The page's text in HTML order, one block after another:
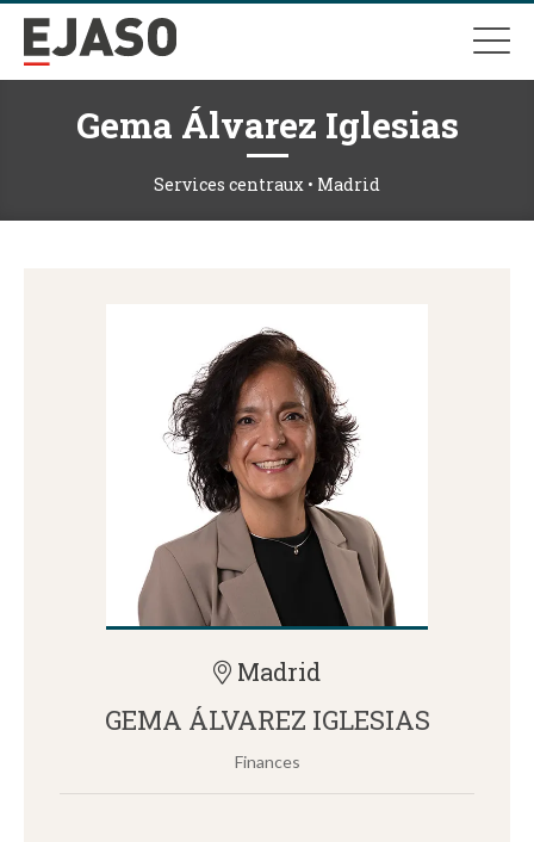
Gema Álvarez Iglesias
Services centraux • Madrid
Madrid
GEMA ÁLVAREZ IGLESIAS
Finances